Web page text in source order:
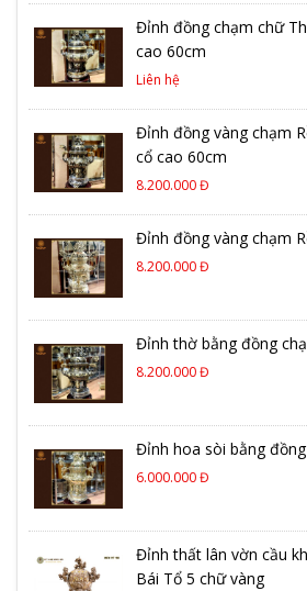
Đỉnh đồng chạm chữ
cao 60cm
Liên hệ
Đỉnh đồng vàng chạm
cổ cao 60cm
8.200.000 Đ
Đỉnh đồng vàng chạm
8.200.000 Đ
Đỉnh thờ bằng đồng
8.200.000 Đ
Đỉnh hoa sòi bằng
6.000.000 Đ
Đỉnh thất lân vờn cầu
Bái Tổ 5 chữ vàng